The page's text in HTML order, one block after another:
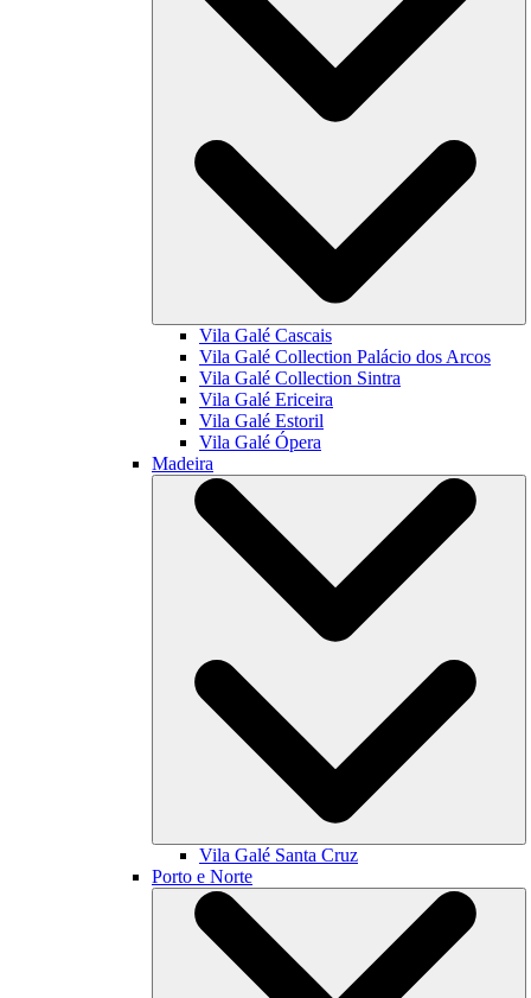
Vila Galé Cascais
Vila Galé Collection Palácio dos Arcos
Vila Galé Collection Sintra
Vila Galé Ericeira
Vila Galé Estoril
Vila Galé Ópera
Madeira
Vila Galé Santa Cruz
Porto e Norte